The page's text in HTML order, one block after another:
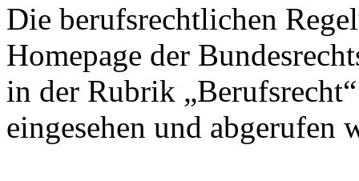
Die berufsrechtlichen
Homepage der
in der Rubrik
eingesehen und abgerufen